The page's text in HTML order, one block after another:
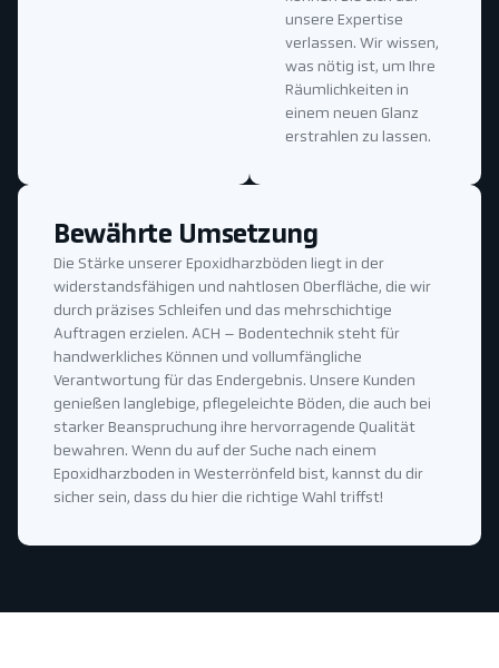
unsere Expertise
verlassen. Wir wissen,
was nötig ist, um Ihre
Räumlichkeiten in
einem neuen Glanz
erstrahlen zu lassen.
Bewährte Umsetzung
Die Stärke unserer Epoxidharzböden liegt in der
widerstandsfähigen und nahtlosen Oberfläche, die wir
durch präzises Schleifen und das mehrschichtige
Auftragen erzielen. ACH – Bodentechnik steht für
handwerkliches Können und vollumfängliche
Verantwortung für das Endergebnis. Unsere Kunden
genießen langlebige, pflegeleichte Böden, die auch bei
starker Beanspruchung ihre hervorragende Qualität
bewahren. Wenn du auf der Suche nach einem
Epoxidharzboden in Westerrönfeld bist, kannst du dir
sicher sein, dass du hier die richtige Wahl triffst!